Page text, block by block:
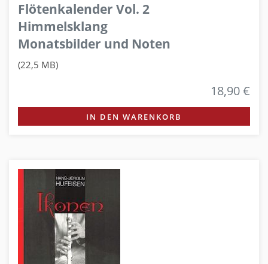
Flötenkalender Vol. 2
Himmelsklang
Monatsbilder und Noten
(22,5 MB)
18,90 €
IN DEN WARENKORB